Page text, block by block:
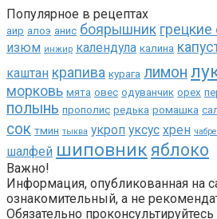
Популярное в рецептах
аир алоэ анис боярышник грецкие
изюм инжир календула калина
каштан крапива курага лимон
морковь мята овес одуванчик орех
полынь прополис редька ромашка
сок тмин тыква укроп уксус хрен
шалфей шиповник яблоко
Важно!
Информация, опубликованная на
ознакомительный, а не
Обязательно